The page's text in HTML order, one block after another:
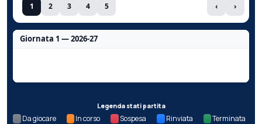
1 2 3 4 5 ‹ ›
Giornata 1 — 2026-27
Legenda stati partita
Da giocare In corso Sospesa Rinviata Terminata